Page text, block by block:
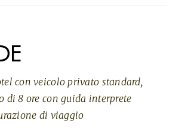
con veicolo privato standard,
di 8 ore con guida interprete
di viaggio